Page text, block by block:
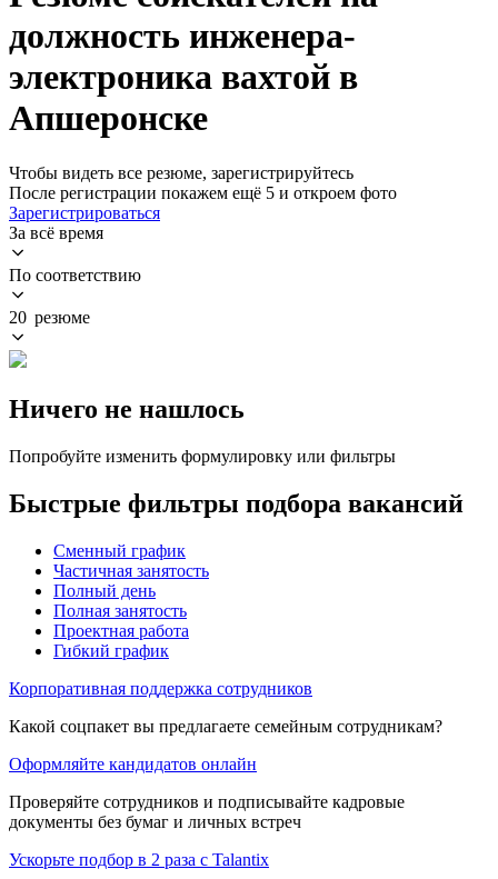
должность инженера-
электроника вахтой в
Апшеронске
Чтобы видеть все резюме, зарегистрируйтесь
После регистрации покажем ещё 5 и откроем фото
Зарегистрироваться
За всё время
По соответствию
20 резюме
Ничего не нашлось
Попробуйте изменить формулировку или фильтры
Быстрые фильтры подбора вакансий
Сменный график
Частичная занятость
Полный день
Полная занятость
Проектная работа
Гибкий график
Корпоративная поддержка сотрудников
Какой соцпакет вы предлагаете семейным сотрудникам?
Оформляйте кандидатов онлайн
Проверяйте сотрудников и подписывайте кадровые
документы без бумаг и личных встреч
Ускорьте подбор в 2 раза с Talantix